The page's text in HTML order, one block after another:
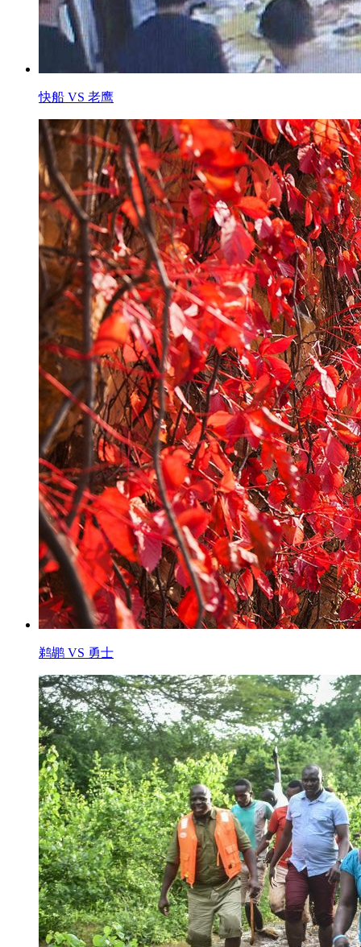
快船 VS 老鹰
鹈鹕 VS 勇士